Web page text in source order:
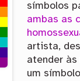
símbolos
ambas as
artista,
atender
um